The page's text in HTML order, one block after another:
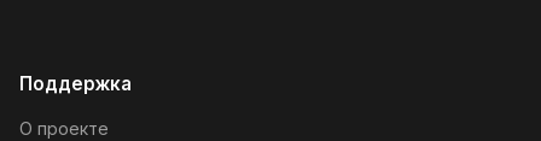
Поддержка
О проекте